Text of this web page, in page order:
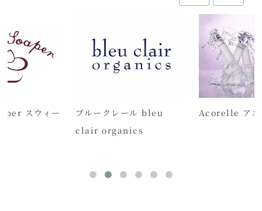
スウィー
ブルークレール bleu
clair organics
Acorelle アコ